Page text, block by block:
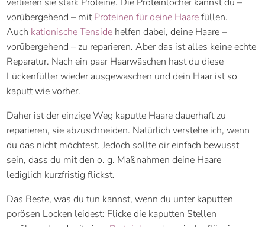
vorübergehend – mitProteinen für deine Haarefüllen.
Auch kationische Tenside helfen dabei, deine Haare –
vorübergehend – zu reparieren. Aber das ist alles keine echte
Reparatur. Nach ein paar Haarwäschen hast du diese
Lückenfüller wieder ausgewaschen und dein Haar ist so
kaputt wie vorher.
Daher ist der einzige Weg kaputte Haare dauerhaft zu
reparieren, sie abzuschneiden. Natürlich verstehe ich, wenn
du das nicht möchtest. Jedoch sollte dir einfach bewusst
sein, dass du mit den o. g. Maßnahmen deine Haare
lediglich kurzfristig flickst.
Das Beste, was du tun kannst, wenn du unter kaputten
porösen Locken leidest: Flicke die kaputten Stellen